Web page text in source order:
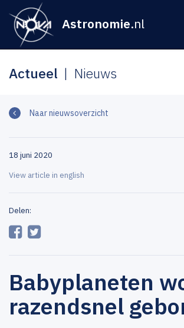
Astronomie.nl
Actueel Nieuws
Naar nieuwsoverzicht
18 juni 2020
View article in english
Delen:
Babyplaneten
razendsnel